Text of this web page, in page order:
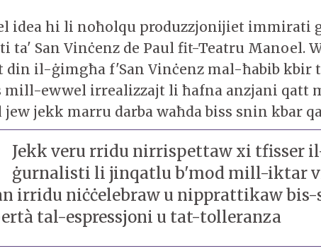
idea hi li noħolqu produzzjonijiet immirati
ta' San Vinċenz de Paul fit-Teatru Manoel.
din il-ġimgħa f'San Vinċenz mal-ħabib kbir
mill-ewwel irrealizzajt li ħafna anzjani qatt
jekk marru darba waħda biss snin kbar
Jekk veru rridu nirrispettaw xi tfisser
ġurnalisti li jinqatlu b'mod mill-iktar
irridu niċċelebraw u nipprattikaw
tal-espressjoni u tat-tolleranza